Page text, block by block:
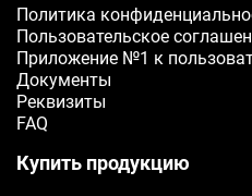
Политика
Пользовательское
Приложение №1 к
Документы
Реквизиты
FAQ
Купить продукцию